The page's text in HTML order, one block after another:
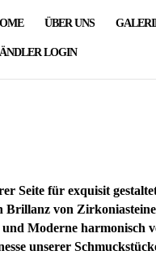
ÜBER UNS
LOGIN
Seite für exquisit
Brillanz von
Moderne harmonisch
unserer